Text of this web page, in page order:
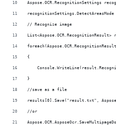
Aspose.OCR.RecognitionSettings
recognitionSettings.DetectAreasMode
// Recognize image
{
}
//save as a file
results[0].Save("result.txt",
//or